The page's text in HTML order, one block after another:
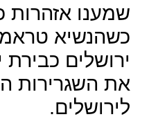
שמענו אזהרות
כשהנשיא
ירושלים
את השגרירות
לירושלים.